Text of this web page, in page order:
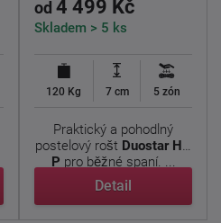
od 4 499 Kč
Skladem > 5 ks
120 Kg 7 cm 5 zón
Praktický a pohodlný
postelový rošt Duostar HN
P pro běžné spaní. ...
Detail